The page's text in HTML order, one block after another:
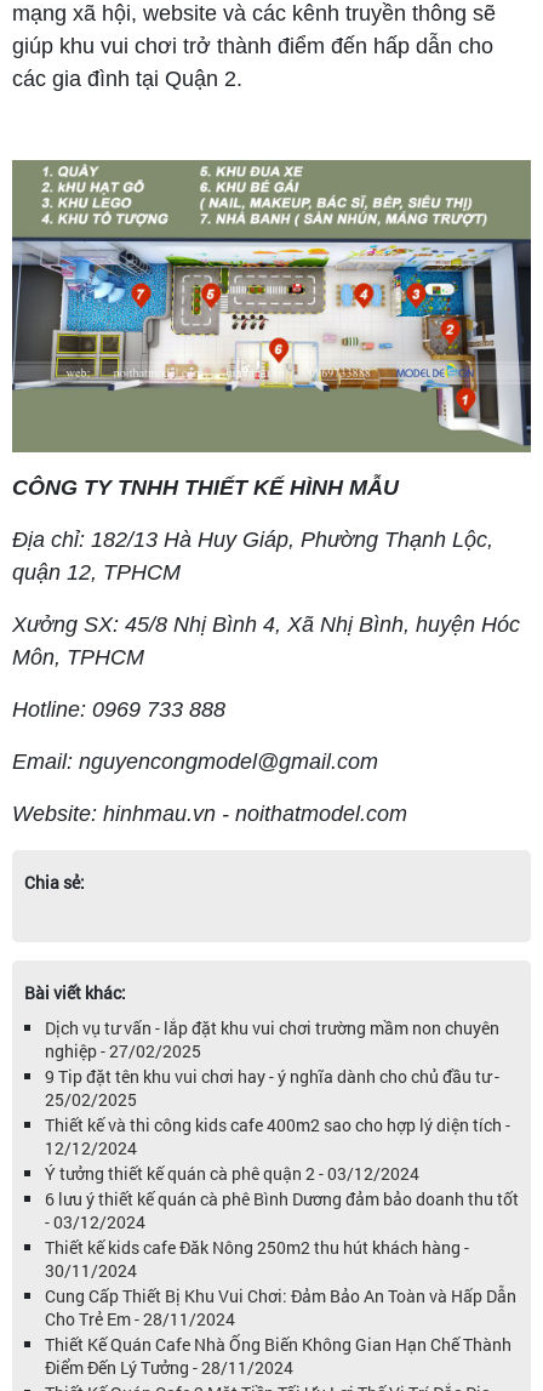
mạng xã hội, website và các kênh truyền thông sẽ
giúp khu vui chơi trở thành điểm đến hấp dẫn cho
các gia đình tại Quận 2.
CÔNG TY TNHH THIẾT KẾ HÌNH MẪU
Địa chỉ: 182/13 Hà Huy Giáp, Phường Thạnh Lộc,
quận 12, TPHCM
Xưởng SX: 45/8 Nhị Bình 4, Xã Nhị Bình, huyện Hóc
Môn, TPHCM
Hotline: 0969 733 888
Email: nguyencongmodel@gmail.com
Website: hinhmau.vn - noithatmodel.com
Chia sẻ:
Bài viết khác:
Dịch vụ tư vấn - lắp đặt khu vui chơi trường mầm non chuyên
nghiệp - 27/02/2025
9 Tip đặt tên khu vui chơi hay - ý nghĩa dành cho chủ đầu tư -
25/02/2025
Thiết kế và thi công kids cafe 400m2 sao cho hợp lý diện tích -
12/12/2024
Ý tưởng thiết kế quán cà phê quận 2 - 03/12/2024
6 lưu ý thiết kế quán cà phê Bình Dương đảm bảo doanh thu tốt
- 03/12/2024
Thiết kế kids cafe Đăk Nông 250m2 thu hút khách hàng -
30/11/2024
Cung Cấp Thiết Bị Khu Vui Chơi: Đảm Bảo An Toàn và Hấp Dẫn
Cho Trẻ Em - 28/11/2024
Thiết Kế Quán Cafe Nhà Ống Biến Không Gian Hạn Chế Thành
Điểm Đến Lý Tưởng - 28/11/2024